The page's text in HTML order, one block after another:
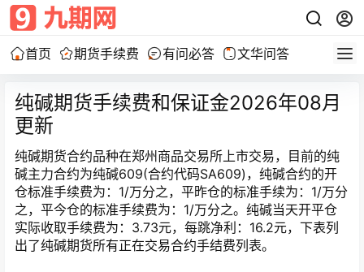
首页 期货手续费 有问必答 文华问答
纯碱期货手续费和保证金2026年08月
更新
纯碱期货合约品种在郑州商品交易所上市交易，目前的纯
碱主力合约为纯碱609(合约代码SA609)，纯碱合约的开
仓标准手续费为：1/万分之，平昨仓的标准手续为：1/万分
之，平今仓的标准手续费为：1/万分之。纯碱当天开平仓
实际收取手续费为：3.73元，每跳净利：16.2元，下表列
出了纯碱期货所有正在交易合约手结费列表。